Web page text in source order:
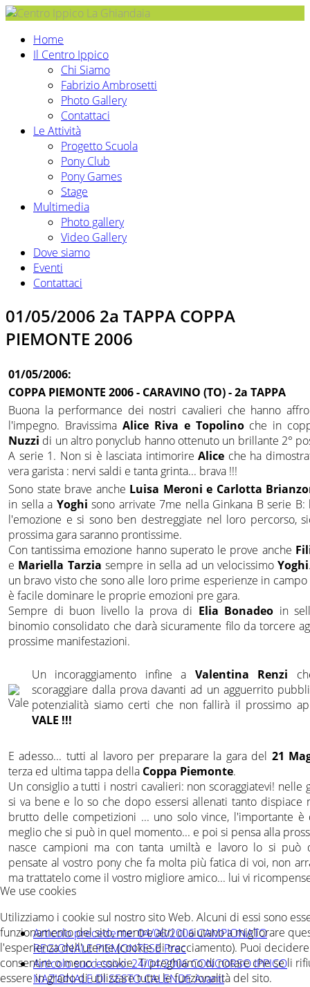
Home
Il Centro Ippico
Chi Siamo
Fabrizio Ambrosetti
Photo Gallery
Contattaci
Le Attività
Progetto Scuola
Pony Club
Pony Games
Stage
Multimedia
Photo gallery
Video Gallery
Dove siamo
Eventi
Contattaci
01/05/2006 2a TAPPA COPPA
PIEMONTE 2006
01/05/2006:
COPPA PIEMONTE 2006 - CARAVINO (TO) - 2a TAPPA
Buona la performance dei nostri cavalieri che hanno
l'impegno. Bravissima Alice Riva e Topolinoche in
Nuzzi di un altro ponyclub hanno ottenuto un brillante 2°
A serie 1. Non si è lasciata intimorire Alice che ha
vera garista : nervi saldi e tanta grinta... brava !!!
Sono state brave anche Luisa Meroni e Carlotta
in sella a Yoghi sono arrivate 7me nella Ginkana B serie
l'emozione e si sono ben destreggiate nel loro percorso,
prossima gara saranno prontissime.
Con tantissima emozione hanno superato le prove anche
e Mariella Tarzia sempre in sella ad un velocissimoYoghi
un bravo visto che sono alle loro prime esperienze in
è facile dominare le proprie emozioni pre gara.
Sempre di buon livello la prova di Elia Bonadeo in
binomio consolidato che darà sicuramente filo da torcere
prossime manifestazioni.
Un incoraggiamento infine a Valentina Renzi
scoraggiare dalla prova davanti ad un agguerrito
potenzialità siamo certi che non fallirà il prossimo
VALE !!!
E adesso... tutti al lavoro per preparare la gara del 21
terza ed ultima tappa della Coppa Piemonte.
Un consiglio a tutti i nostri cavalieri: non scoraggiatevi! nelle
si va bene e lo so che dopo essersi allenati tanto
brutto delle competizioni ... uno solo vince, l'importante
meglio che si può in quel momento... e poi si pensa alla
nasce campioni ma con tanta umiltà e lavoro lo si può
pensate al vostro pony che fa molta più fatica di voi, non
ma trattatelo come il vostro migliore amico... lui vi
Articolo precedente: 04/06/2006 CAMPIONATO
REGIONALE PIEMONTESEPrec
Articolo successivo: 24/04/2006 CONCORSO IPPICO
NAZIONALE DI SESTO CALENDEAvanti
We use cookies
Utilizziamo i cookie sul nostro sito Web. Alcuni di essi sono
funzionamento del sito, mentre altri ci aiutano a migliorare
l'esperienza dell'utente (cookie di tracciamento). Puoi
consentire o meno i cookie. Ti preghiamo di notare che se li
essere in grado di utilizzare tutte le funzionalità del sito.